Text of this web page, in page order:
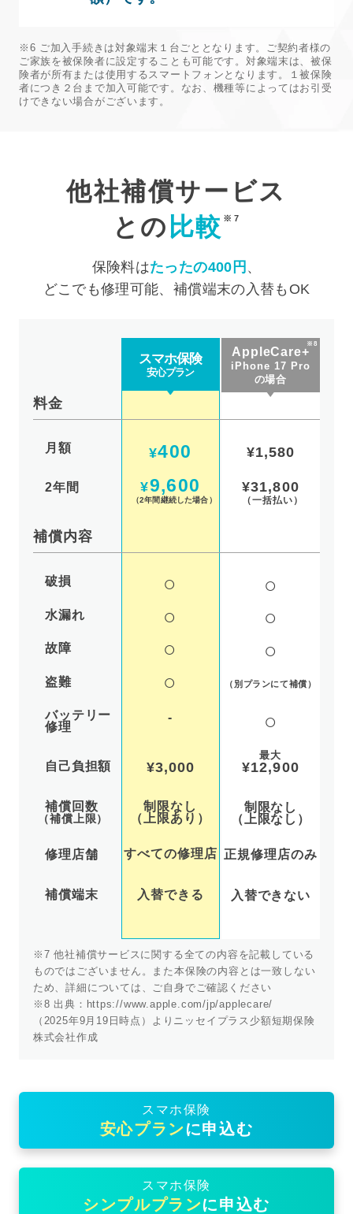
※6 ご加入手続きは対象端末１台ごととなります。ご契約者様の
ご家族を被保険者に設定することも可能です。対象端末は、被保
険者が所有または使用するスマートフォンとなります。１被保険
者につき２台まで加入可能です。なお、機種等によってはお引受
けできない場合がございます。
他社補償サービス
との 比較 ※7
保険料はたったの400円 、
どこでも修理可能、補償端末の入替もOK
料金
月額
2年間
補償内容
破損
水漏れ
故障
盗難
バッテリー
修理
自己負担額
補償回数
（補償上限）
修理店舗
補償端末
スマホ保険
安心プラン
¥400
¥9,600
（2年間継続した場合）
○
○
○
○
-
¥3,000
制限なし
（上限あり）
すべての修理店
入替できる
AppleCare+
iPhone 17 Pro
の場合
※8
¥1,580
¥31,800
（一括払い）
○
○
○
（別プランにて補償）
○
最大
¥12,900
制限なし
（上限なし）
正規修理店のみ
入替できない
※7 他社補償サービスに関する全ての内容を記載している
ものではございません。また本保険の内容とは一致しない
ため、詳細については、ご自身でご確認ください
※8 出典：https://www.apple.com/jp/applecare/
（2025年9月19日時点）よりニッセイプラス少額短期保険
株式会社作成
スマホ保険
安心プランに申込む
スマホ保険
シンプルプランに申込む